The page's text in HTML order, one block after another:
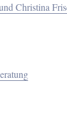
Christina